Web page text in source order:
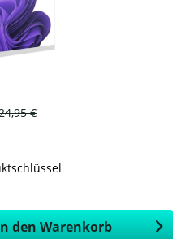
€
den Warenkorb